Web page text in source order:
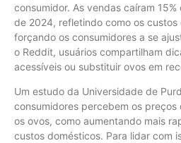
consumidor. As vendas caíram
de 2024, refletindo como os custos
forçando os consumidores a se
o Reddit, usuários compartilham
acessíveis ou substituir ovos em
Um estudo da Universidade de
consumidores percebem os preços
os ovos, como aumentando mais
custos domésticos. Para lidar com